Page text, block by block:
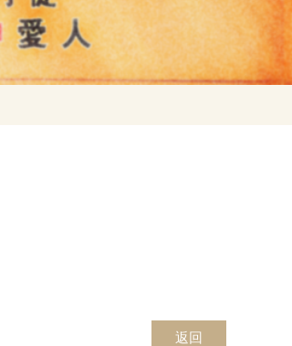
返回